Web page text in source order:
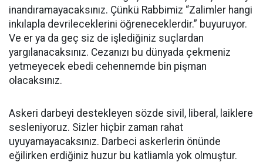
inandıramayacaksınız. Çünkü Rabbimiz “Zalimler hangi
inkılapla devrileceklerini öğreneceklerdir.” buyuruyor.
Ve er ya da geç siz de işlediğiniz suçlardan
yargılanacaksınız. Cezanızı bu dünyada çekmeniz
yetmeyecek ebedi cehennemde bin pişman
olacaksınız.
Askeri darbeyi destekleyen sözde sivil, liberal, laiklere
sesleniyoruz. Sizler hiçbir zaman rahat
uyuyamayacaksınız. Darbeci askerlerin önünde
eğilirken erdiğiniz huzur bu katliamla yok olmuştur.